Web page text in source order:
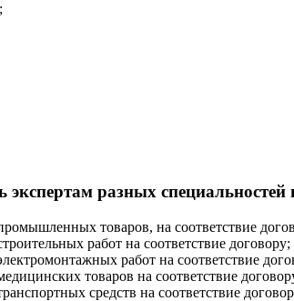
разных специальностей
товаров, на соответствие
работ на соответствие договору;
работ на соответствие
товаров на соответствие
средств на соответствие